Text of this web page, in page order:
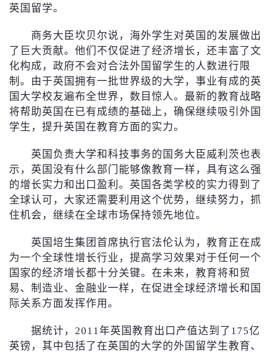
英国留学。
商务大臣坎贝尔说，海外学生对英国的发展做出
了巨大贡献。他们不仅促进了经济增长，还丰富了文
化构成，政府不会对合法外国留学生的人数进行限
制。由于英国拥有一批世界级的大学，事业有成的英
国大学校友遍布全世界，数目惊人。最新的教育战略
将帮助英国在已有成绩的基础上，确保继续吸引外国
学生，提升英国在教育方面的实力。
英国负责大学和科技事务的国务大臣威利茨也表
示，英国没有什么部门能够像教育一样，具有这么强
的增长实力和出口盈利。英国各类学校的实力得到了
全球认可，大家还需要利用这个优势，继续努力，抓
住机会，继续在全球市场保持领先地位。
英国培生集团首席执行官法伦认为，教育正在成
为一个全球性增长行业，提高学习效果对于任何一个
国家的经济增长都十分关键。在未来，教育将和贸
易、制造业、金融业一样，在促进全球经济增长和国
际关系方面发挥作用。
据统计，2011年英国教育出口产值达到了175亿
英镑，其中包括了在英国的大学的外国留学生教育、